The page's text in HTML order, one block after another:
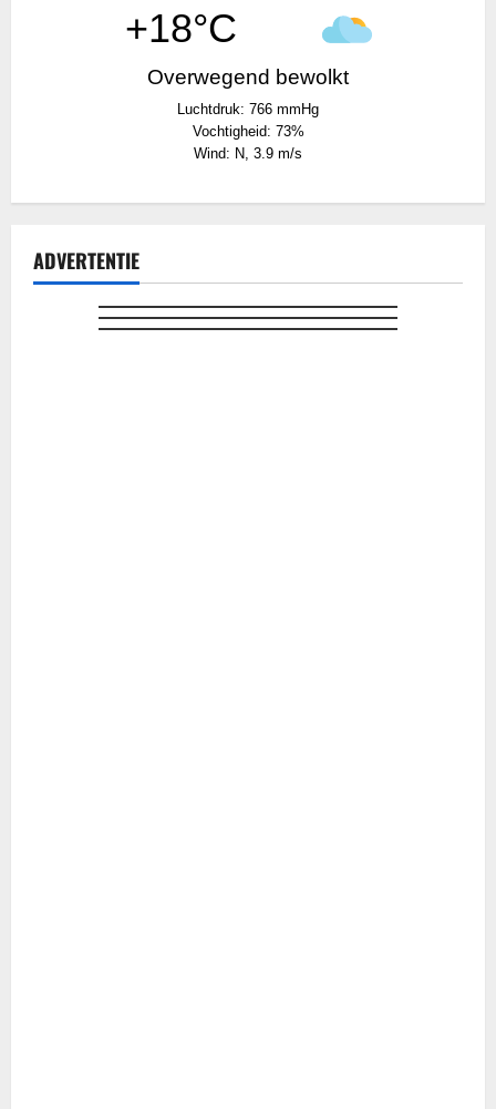
+18°C
Overwegend bewolkt
Luchtdruk: 766 mmHg
Vochtigheid: 73%
Wind: N, 3.9 m/s
ADVERTENTIE